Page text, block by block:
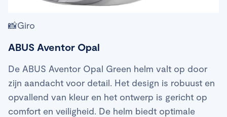
📸Giro
ABUS Aventor Opal
De ABUS Aventor Opal Green helm valt op door
zijn aandacht voor detail. Het design is robuust en
opvallend van kleur en het ontwerp is gericht op
comfort en veiligheid. De helm biedt optimale